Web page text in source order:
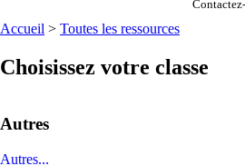
Accueil > Toutes les ressources
Choisissez votre classe
Autres
Autres...